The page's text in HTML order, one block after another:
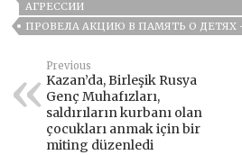
АГРЕССИИ
ПРОВЕЛА АКЦИЮ В ПАМЯТЬ О ДЕТЯХ
Previous
Kazan’da, Birleşik Rusya
Genç Muhafızları,
saldırıların kurbanı olan
çocukları anmak için bir
miting düzenledi